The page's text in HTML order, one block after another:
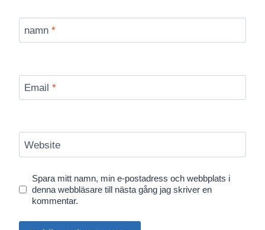
namn *
Email *
Website
Spara mitt namn, min e-postadress och webbplats i
denna webbläsare till nästa gång jag skriver en
kommentar.